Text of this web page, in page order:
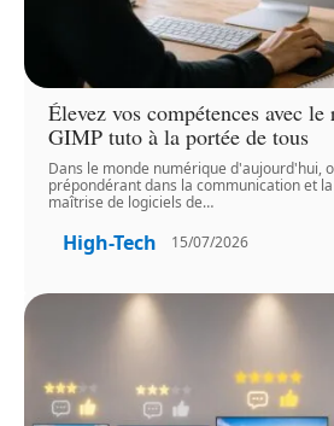
Élevez vos compétences avec
GIMP tuto à la portée de tous
Dans le monde numérique d'aujourd'hui,
prépondérant dans la communication et
maîtrise de logiciels de…
High-Tech 15/07/2026